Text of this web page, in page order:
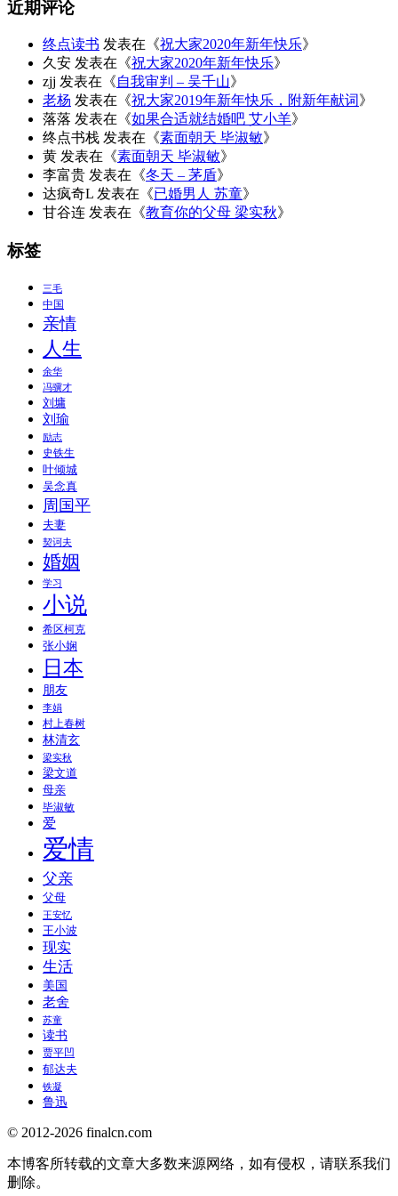
近期评论
终点读书 发表在《祝大家2020年新年快乐》
久安 发表在《祝大家2020年新年快乐》
zjj 发表在《自我审判 – 吴千山》
老杨 发表在《祝大家2019年新年快乐，附新年献词》
落落 发表在《如果合适就结婚吧 艾小羊》
终点书栈 发表在《素面朝天 毕淑敏》
黄 发表在《素面朝天 毕淑敏》
李富贵 发表在《冬天 – 茅盾》
达疯奇L 发表在《已婚男人 苏童》
甘谷连 发表在《教育你的父母 梁实秋》
标签
三毛
中国
亲情
人生
余华
冯骥才
刘墉
刘瑜
励志
史铁生
叶倾城
吴念真
周国平
夫妻
契诃夫
婚姻
学习
小说
希区柯克
张小娴
日本
朋友
李娟
村上春树
林清玄
梁实秋
梁文道
母亲
毕淑敏
爱
爱情
父亲
父母
王安忆
王小波
现实
生活
美国
老舍
苏童
读书
贾平凹
郁达夫
铁凝
鲁迅
© 2012-2026 finalcn.com
本博客所转载的文章大多数来源网络，如有侵权，请联系我们
删除。